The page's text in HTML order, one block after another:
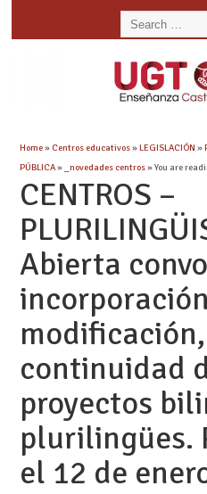
Home» Centros educativos»LEGISLACIÓN »
PÚBLICA» _novedades centros» You are
CENTROS –
Abierta
continuidad
proyectos
plurilingües.
el 12 de